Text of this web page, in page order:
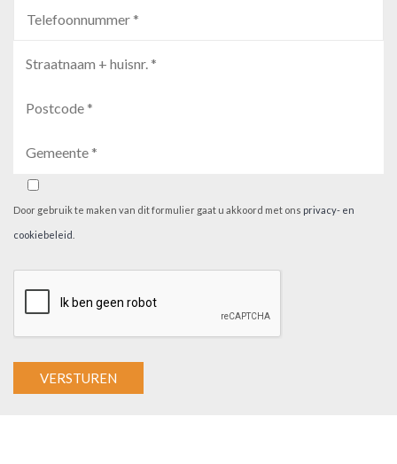
Door gebruik te maken van dit formulier gaat u akkoord met ons privacy- en
cookiebeleid